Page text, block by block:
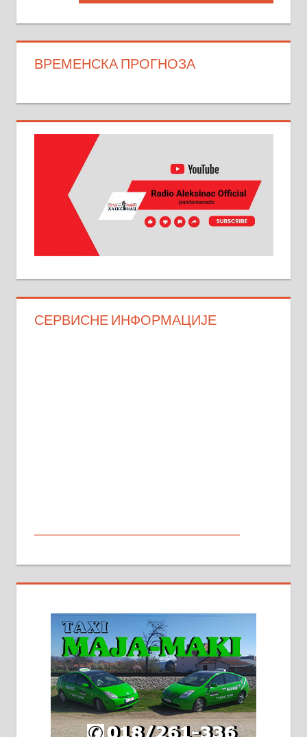
Post:
ВРЕМЕНСКА ПРОГНОЗА
СЕРВИСНЕ ИНФОРМАЦИЈЕ
МАЛИ ОГЛАСИ
На продају кућа у Алексинцу,
стамбене целине једна уз другу.
2х150м2, две гараже, централно
грејање на гас и дрва. Две
адресе. 063/71-74-023
Издајем комплетно опремљену
халу на Житковачком путу, на
плацу површине око 7 ари.
064/321-80-51; 063/102-35-25